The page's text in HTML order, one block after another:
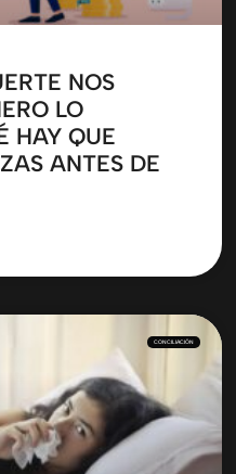
NOS
LO
HAY QUE
ANTES DE
CONCILIACIÓN